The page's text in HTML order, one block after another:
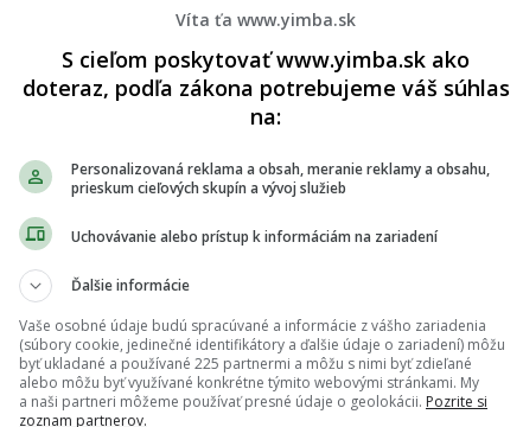
investora už od spustenia ostrej prevádzky nemocnice
do zdravotníckeho zariadenia sa počas jedného roka
odborníkov s rozsiahlymi domácimi a
pre jej prínos aj v medzinárodnom meradle,”
Hospitals International, Peter Lednický.„Zdravotníci z
spolupracovať v medicínskych a ošetrovateľských
V tomto smere sme určite otvorení pre spoluprácu aj so
Belovič / YIM.BA
Víta ťa www.yimba.sk
S cieľom poskytovať www.yimba.sk ako
doteraz, podľa zákona potrebujeme váš súhlas
na:
Personalizovaná reklama a obsah, meranie reklamy a obsahu,
prieskum cieľových skupín a vývoj služieb
Uchovávanie alebo prístup k informáciám na zariadení
Ďalšie informácie
Vaše osobné údaje budú spracúvané a informácie z vášho zariadenia
(súbory cookie, jedinečné identifikátory a ďalšie údaje o zariadení) môžu
byť ukladané a používané 225 partnermi a môžu s nimi byť zdieľané
alebo môžu byť využívané konkrétne týmito webovými stránkami. My
a naši partneri môžeme používať presné údaje o geolokácii. Pozrite si
zoznam partnerov.